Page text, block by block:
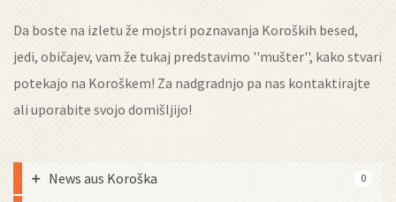
Da boste na izletu že mojstri poznavanja Koroških besed,
jedi, običajev, vam že tukaj predstavimo ''mušter'', kako stvari
potekajo na Koroškem! Za nadgradnjo pa nas kontaktirajte
ali uporabite svojo domišljijo!
News aus Koroška 0